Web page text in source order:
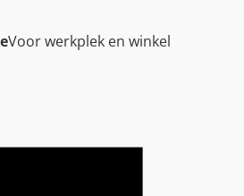
Voor werkplek en winkel